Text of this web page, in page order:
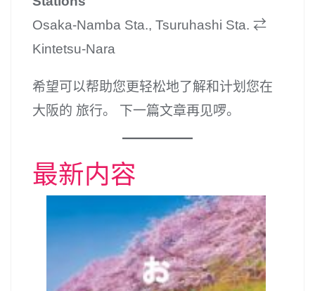
Osaka-Namba Sta., Tsuruhashi Sta. ⇄
Kintetsu-Nara
希望可以帮助您更轻松地了解和计划您在
大阪的 旅行。 下一篇文章再见啰。
最新内容